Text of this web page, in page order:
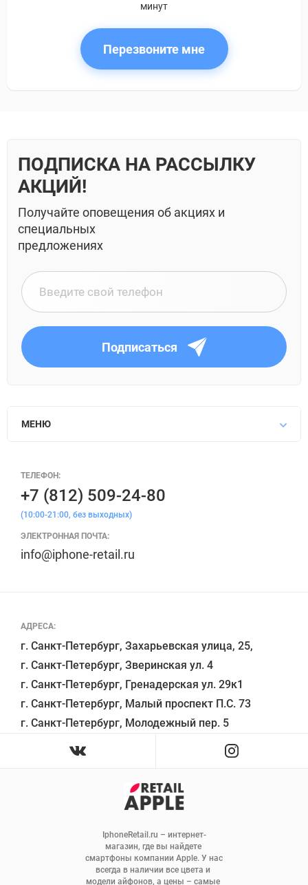
минут
Перезвоните мне
ПОДПИСКА НА РАССЫЛКУ
АКЦИЙ!
Получайте оповещения об акциях и
специальных
предложениях
Подписаться
IphoneRetail.ru – интернет-
магазин, где вы найдете
смартфоны компании Apple. У нас
всегда в наличии все цвета и
модели айфонов, а цены – самые
МЕНЮ
АДРЕСА:
г. Санкт-Петербург, Захарьевская улица, 25,
г. Санкт-Петербург, Зверинская ул. 4
г. Санкт-Петербург, Гренадерская ул. 29к1
г. Санкт-Петербург, Малый проспект П.С. 73
ТЕЛЕФОН:
+7 (812) 509-24-80
(10:00-21:00, без выходных)
ЭЛЕКТРОННАЯ ПОЧТА:
info@iphone-retail.ru